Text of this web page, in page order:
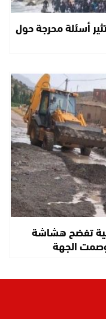
أسئلة محرجة حول
تفضح هشاشة
الجهة